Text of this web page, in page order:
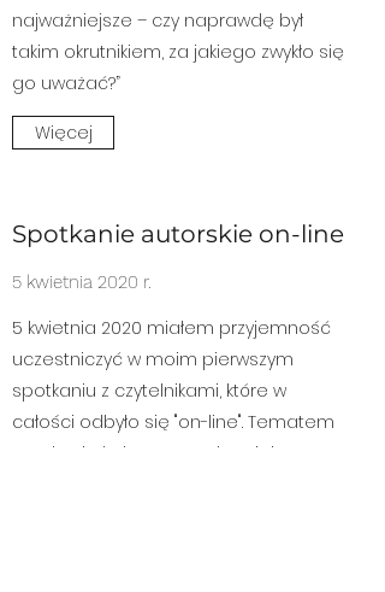
najważniejsze – czy naprawdę był
takim okrutnikiem, za jakiego zwykło się
go uważać?”
Więcej
Spotkanie autorskie on-line
5 kwietnia 2020 r.
5 kwietnia 2020 miałem przyjemność
uczestniczyć w moim pierwszym
spotkaniu z czytelnikami, które w
całości odbyło się "on-line". Tematem
spotkania było znaczenie miejsc, w